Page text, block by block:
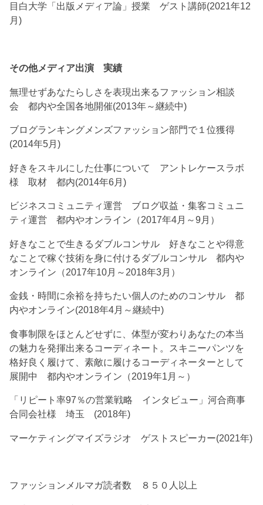
目白大学「出版メディア論」授業 ゲスト講師(2021年12
月)
その他メディア出演 実績
無理せずあなたらしさを表現出来るファッション相談
会 都内や全国各地開催(2013年～継続中)
ブログランキングメンズファッション部門で１位獲得
(2014年5月)
好きをスキルにした仕事について アントレケースラボ
様 取材 都内(2014年6月)
ビジネスコミュニティ運営 ブログ収益・集客コミュニ
ティ運営 都内やオンライン（2017年4月～9月）
好きなことで生きるダブルコンサル 好きなことや得意
なことで稼ぐ技術を身に付けるダブルコンサル 都内や
オンライン（2017年10月～2018年3月）
金銭・時間に余裕を持ちたい個人のためのコンサル 都
内やオンライン(2018年4月～継続中)
食事制限をほとんどせずに、体型が変わりあなたの本当
の魅力を発揮出来るコーディネート。スキニーパンツを
格好良く履けて、素敵に履けるコーディネーターとして
展開中 都内やオンライン（2019年1月～）
「リピート率97％の営業戦略 インタビュー」河合商事
合同会社様 埼玉 (2018年)
マーケティングマイズラジオ ゲストスピーカー(2021年)
ファッションメルマガ読者数 ８５０人以上